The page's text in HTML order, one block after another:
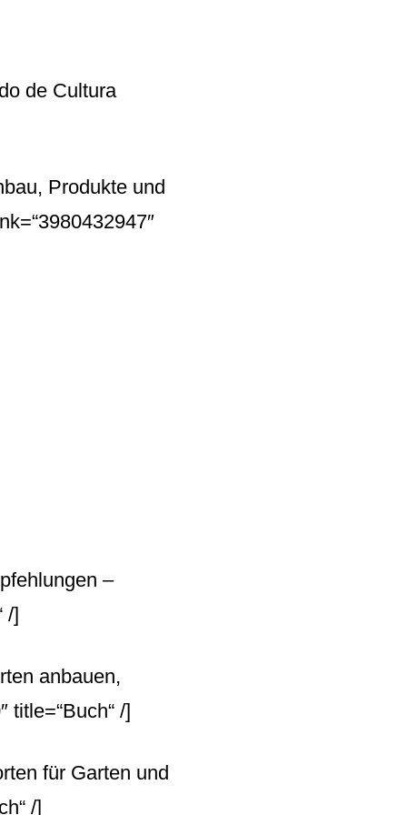
de Cultura
Produkte und
–
/]
anbauen,
title=“Buch“ /]
für Garten und
/]